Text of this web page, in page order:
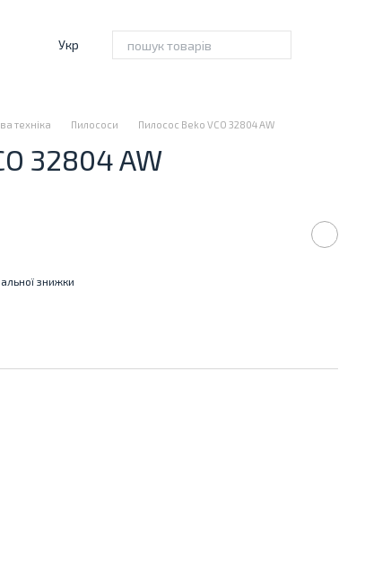
Укр
техніка Пилососи Пилосос Beko VCO 32804 AW
32804 AW
знижки